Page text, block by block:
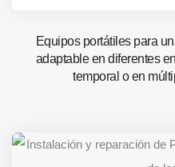
Equipos portátiles para
adaptable en diferentes
temporal o en